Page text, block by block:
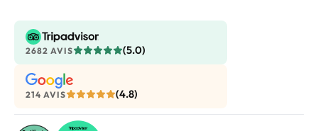
2682 AVIS (5.0)
214 AVIS (4.8)